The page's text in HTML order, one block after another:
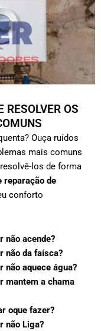
RESOLVER OS
Ouça ruídos
mais comuns
los de forma
reparação de
conforto
não acende?
não da faísca?
não aquece água?
mantem a chama
oque fazer?
não Liga?